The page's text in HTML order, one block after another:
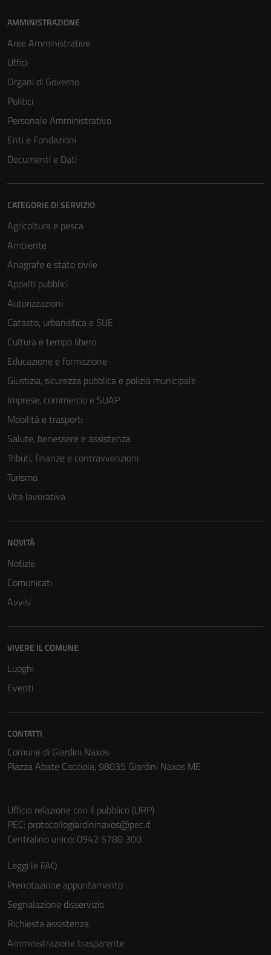
AMMINISTRAZIONE
Aree Amministrative
Uffici
Organi di Governo
Politici
Personale Amministrativo
Enti e Fondazioni
Documenti e Dati
CATEGORIE DI SERVIZIO
Agricoltura e pesca
Ambiente
Anagrafe e stato civile
Appalti pubblici
Autorizzazioni
Catasto, urbanistica e SUE
Cultura e tempo libero
Educazione e formazione
Giustizia, sicurezza pubblica e polizia municipale
Imprese, commercio e SUAP
Mobilità e trasporti
Salute, benessere e assistenza
Tributi, finanze e contravvenzioni
Turismo
Vita lavorativa
NOVITÀ
Notizie
Comunicati
Avvisi
VIVERE IL COMUNE
Luoghi
Eventi
CONTATTI
Comune di Giardini Naxos
Piazza Abate Cacciola, 98035 Giardini Naxos ME
Ufficio relazione con il pubblico (URP)
PEC: protocollogiardininaxos@pec.it
Centralino unico: 0942 5780 300
Leggi le FAQ
Prenotazione appuntamento
Segnalazione disservizio
Richiesta assistenza
Amministrazione trasparente